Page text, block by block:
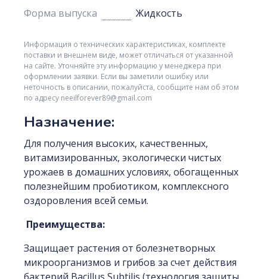
Форма выпуска
Жидкость
Информация о технических характеристиках, комплекте
поставки и внешнем виде, может отличаться от указанной
на сайте. Уточняйте эту информацию у менеджера при
оформлении заявки. Если вы заметили ошибку или
неточность в описании, пожалуйста, сообщите нам об этом
по адресу neeilforever89@gmail.com
Назначение:
Для получения высоких, качественных,
витамизированных, экологически чистых
урожаев в домашних условиях, обогащенных
полезнейшим пробиотиком, комплексного
оздоровления всей семьи.
Преимущества:
Защищает растения от болезнетворных
микроорганизмов и грибов за счет действия